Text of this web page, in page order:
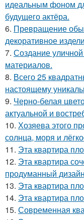
идеальным фоном
будущего актёра.
6. Превращение
декоративное
7. Создание
материалов.
8. Всего 25
настоящему
9. Черно-белая
актуальной и
10. Хозяева этого
солнца, моря и
11. Эта квартира
12. Эта квартира
продуманный
13. Эта квартира
14. Эта квартира
15. Современная